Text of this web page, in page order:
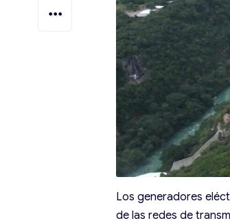
Los generadores
de las redes de